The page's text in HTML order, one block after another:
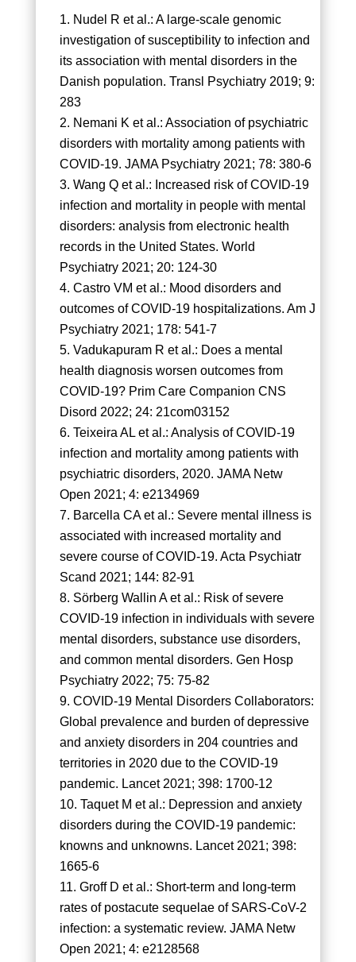
Nudel R et al.: A large-scale genomic
investigation of susceptibility to infection and
its association with mental disorders in the
Danish population. Transl Psychiatry 2019; 9:
283
Nemani K et al.: Association of psychiatric
disorders with mortality among patients with
COVID-19. JAMA Psychiatry 2021; 78: 380-6
Wang Q et al.: Increased risk of COVID-19
infection and mortality in people with mental
disorders: analysis from electronic health
records in the United States. World
Psychiatry 2021; 20: 124-30
Castro VM et al.: Mood disorders and
outcomes of COVID-19 hospitalizations. Am J
Psychiatry 2021; 178: 541-7
Vadukapuram R et al.: Does a mental
health diagnosis worsen outcomes from
COVID-19? Prim Care Companion CNS
Disord 2022; 24: 21com03152
Teixeira AL et al.: Analysis of COVID-19
infection and mortality among patients with
psychiatric disorders, 2020. JAMA Netw
Open 2021; 4: e2134969
Barcella CA et al.: Severe mental illness is
associated with increased mortality and
severe course of COVID-19. Acta Psychiatr
Scand 2021; 144: 82-91
Sörberg Wallin A et al.: Risk of severe
COVID-19 infection in individuals with severe
mental disorders, substance use disorders,
and common mental disorders. Gen Hosp
Psychiatry 2022; 75: 75-82
COVID-19 Mental Disorders Collaborators:
Global prevalence and burden of depressive
and anxiety disorders in 204 countries and
territories in 2020 due to the COVID-19
pandemic. Lancet 2021; 398: 1700-12
Taquet M et al.: Depression and anxiety
disorders during the COVID-19 pandemic:
knowns and unknowns. Lancet 2021; 398:
1665-6
Groff D et al.: Short-term and long-term
rates of postacute sequelae of SARS-CoV-2
infection: a systematic review. JAMA Netw
Open 2021; 4: e2128568